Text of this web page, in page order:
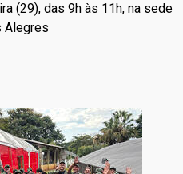
(29), das 9h às 11h, na sede
Alegres